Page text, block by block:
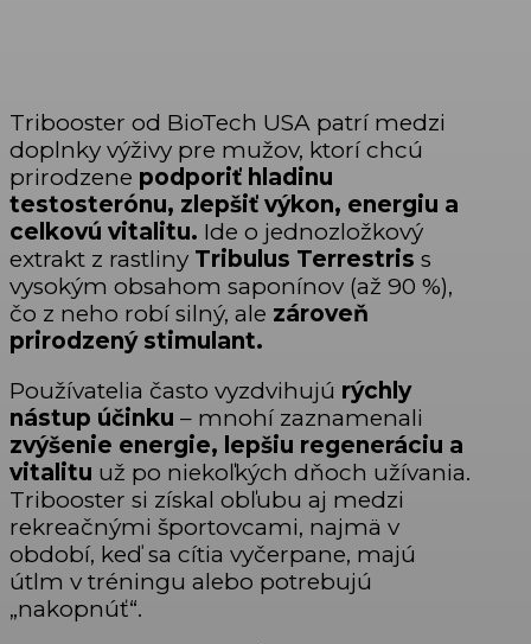
Tribooster od BioTech USA patrí medzi
doplnky výživy pre mužov, ktorí chcú
prirodzene podporiť hladinu
testosterónu, zlepšiť výkon, energiu a
celkovú vitalitu. Ide o jednozložkový
extrakt z rastliny Tribulus Terrestris s
vysokým obsahom saponínov (až 90 %),
čo z neho robí silný, ale zároveň
prirodzený stimulant.
Používatelia často vyzdvihujú rýchly
nástup účinku – mnohí zaznamenali
zvýšenie energie, lepšiu regeneráciu a
vitalitu už po niekoľkých dňoch užívania.
Tribooster si získal obľubu aj medzi
rekreačnými športovcami, najmä v
období, keď sa cítia vyčerpane, majú
útlm v tréningu alebo potrebujú
„nakopnúť“.